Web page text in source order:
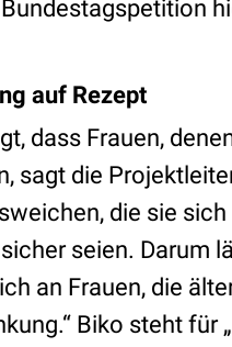
auf Rezept
dass Frauen,
sagt die
die sie
seien. Darum
an Frauen, die
Biko steht für